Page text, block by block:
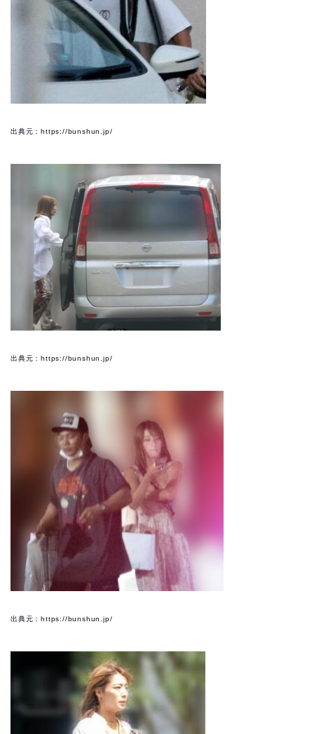
出典元：https://bunshun.jp/
出典元：https://bunshun.jp/
出典元：https://bunshun.jp/